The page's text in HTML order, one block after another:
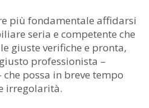
più fondamentale affidarsi
seria e competente che
giuste verifiche e pronta,
professionista –
possa in breve tempo
irregolarità.